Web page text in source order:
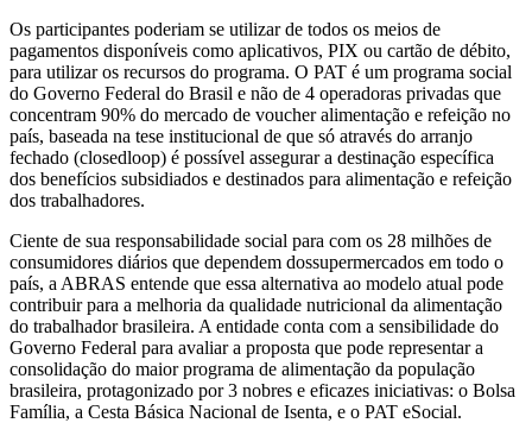
Os participantes poderiam se utilizar de todos os meios de
pagamentos disponíveis como aplicativos, PIX ou cartão de débito,
para utilizar os recursos do programa. O PAT é um programa social
do Governo Federal do Brasil e não de 4 operadoras privadas que
concentram 90% do mercado de voucher alimentação e refeição no
país, baseada na tese institucional de que só através do arranjo
fechado (closedloop) é possível assegurar a destinação específica
dos benefícios subsidiados e destinados para alimentação e refeição
dos trabalhadores.
Ciente de sua responsabilidade social para com os 28 milhões de
consumidores diários que dependem dossupermercados em todo o
país, a ABRAS entende que essa alternativa ao modelo atual pode
contribuir para a melhoria da qualidade nutricional da alimentação
do trabalhador brasileira. A entidade conta com a sensibilidade do
Governo Federal para avaliar a proposta que pode representar a
consolidação do maior programa de alimentação da população
brasileira, protagonizado por 3 nobres e eficazes iniciativas: o Bolsa
Família, a Cesta Básica Nacional de Isenta, e o PAT eSocial.